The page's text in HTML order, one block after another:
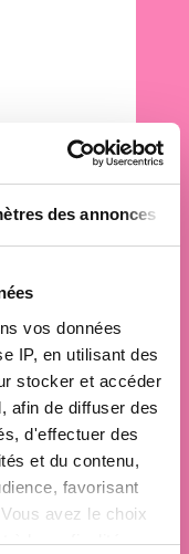
des annonces
vos données
IP, en utilisant des
stocker et accéder
afin de diffuser des
d'effectuer des
et du contenu,
favorisant
avez le choix
à leurs finalités.